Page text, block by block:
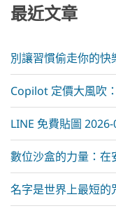
v
最近文章
別讓習慣偷走你的
Copilot 定價大風吹
LINE 免費貼圖
數位沙盒的力量：在
名字是世界上最短的